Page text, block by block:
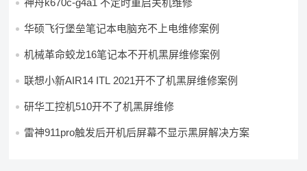
华硕飞行堡垒笔记本电脑充不上电维修案例
机械革命蛟龙16笔记本不开机黑屏维修案例
联想小新AIR14 ITL 2021开不了机黑屏维修案例
研华工控机510开不了机黑屏维修
雷神911pro触发后开机后屏幕不显示黑屏解决方案